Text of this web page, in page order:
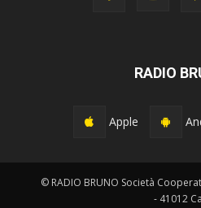
RADIO
Apple
© RADIO BRUNO Società
- 41012